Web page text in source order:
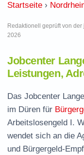
Startseite ›
Redaktionell geprüft von
2026
Jobcenter
Leistungen,
Das Jobcenter
im Düren für
Arbeitslosengeld I.
wendet sich an die
und Bürgergeld-